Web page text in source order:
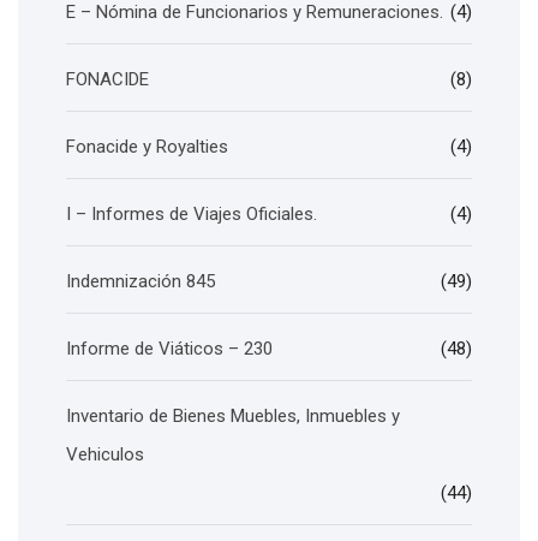
E – Nómina de Funcionarios y Remuneraciones. (4)
FONACIDE (8)
Fonacide y Royalties (4)
I – Informes de Viajes Oficiales. (4)
Indemnización 845 (49)
Informe de Viáticos – 230 (48)
Inventario de Bienes Muebles, Inmuebles y
Vehiculos
(44)